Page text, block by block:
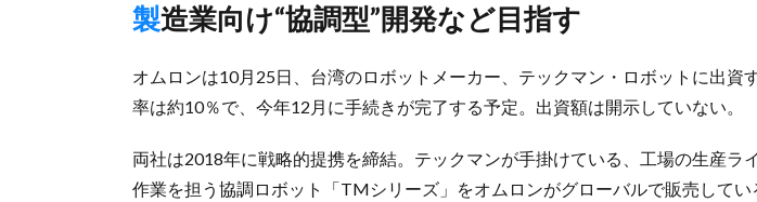
製造業向け“協調型”開発など目指す
オムロンは10月25日、台湾のロボットメーカー、テックマン・ロボットに出資
率は約10％で、今年12月に手続きが完了する予定。出資額は開示していない。
両社は2018年に戦略的提携を締結。テックマンが手掛けている、工場の生産ラ
作業を担う協調ロボット「TMシリーズ」をオムロンがグローバルで販売して